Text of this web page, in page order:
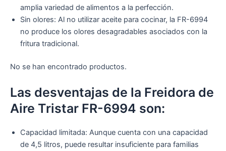
amplia variedad de alimentos a la perfección.
Sin olores: Al no utilizar aceite para cocinar, la FR-6994
no produce los olores desagradables asociados con la
fritura tradicional.
No se han encontrado productos.
Las desventajas de la Freidora de
Aire Tristar FR-6994 son:
Capacidad limitada: Aunque cuenta con una capacidad
de 4,5 litros, puede resultar insuficiente para familias